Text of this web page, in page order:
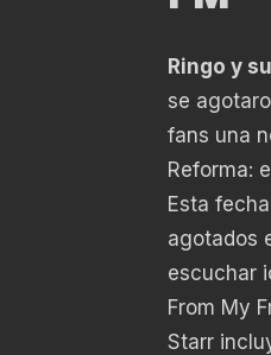
Ringo y
se
fans una
Reforma:
Esta
agotados
escuchar
From My
Starr